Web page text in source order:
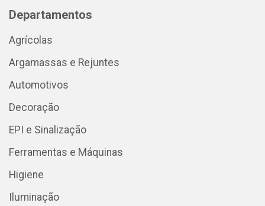
Departamentos
Agrícolas
Argamassas e Rejuntes
Automotivos
Decoração
EPI e Sinalização
Ferramentas e Máquinas
Higiene
Iluminação